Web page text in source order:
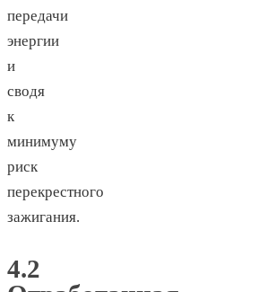
передачи
энергии
и
сводя
к
минимуму
риск
перекрестного
зажигания.
4.2